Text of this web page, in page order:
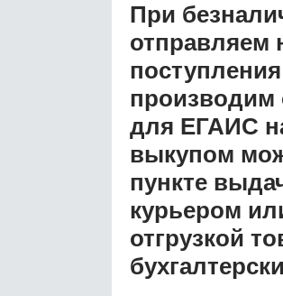
При
отправляем
производим
для ЕГАИС
выкупом
пункте
курьером
отгрузкой